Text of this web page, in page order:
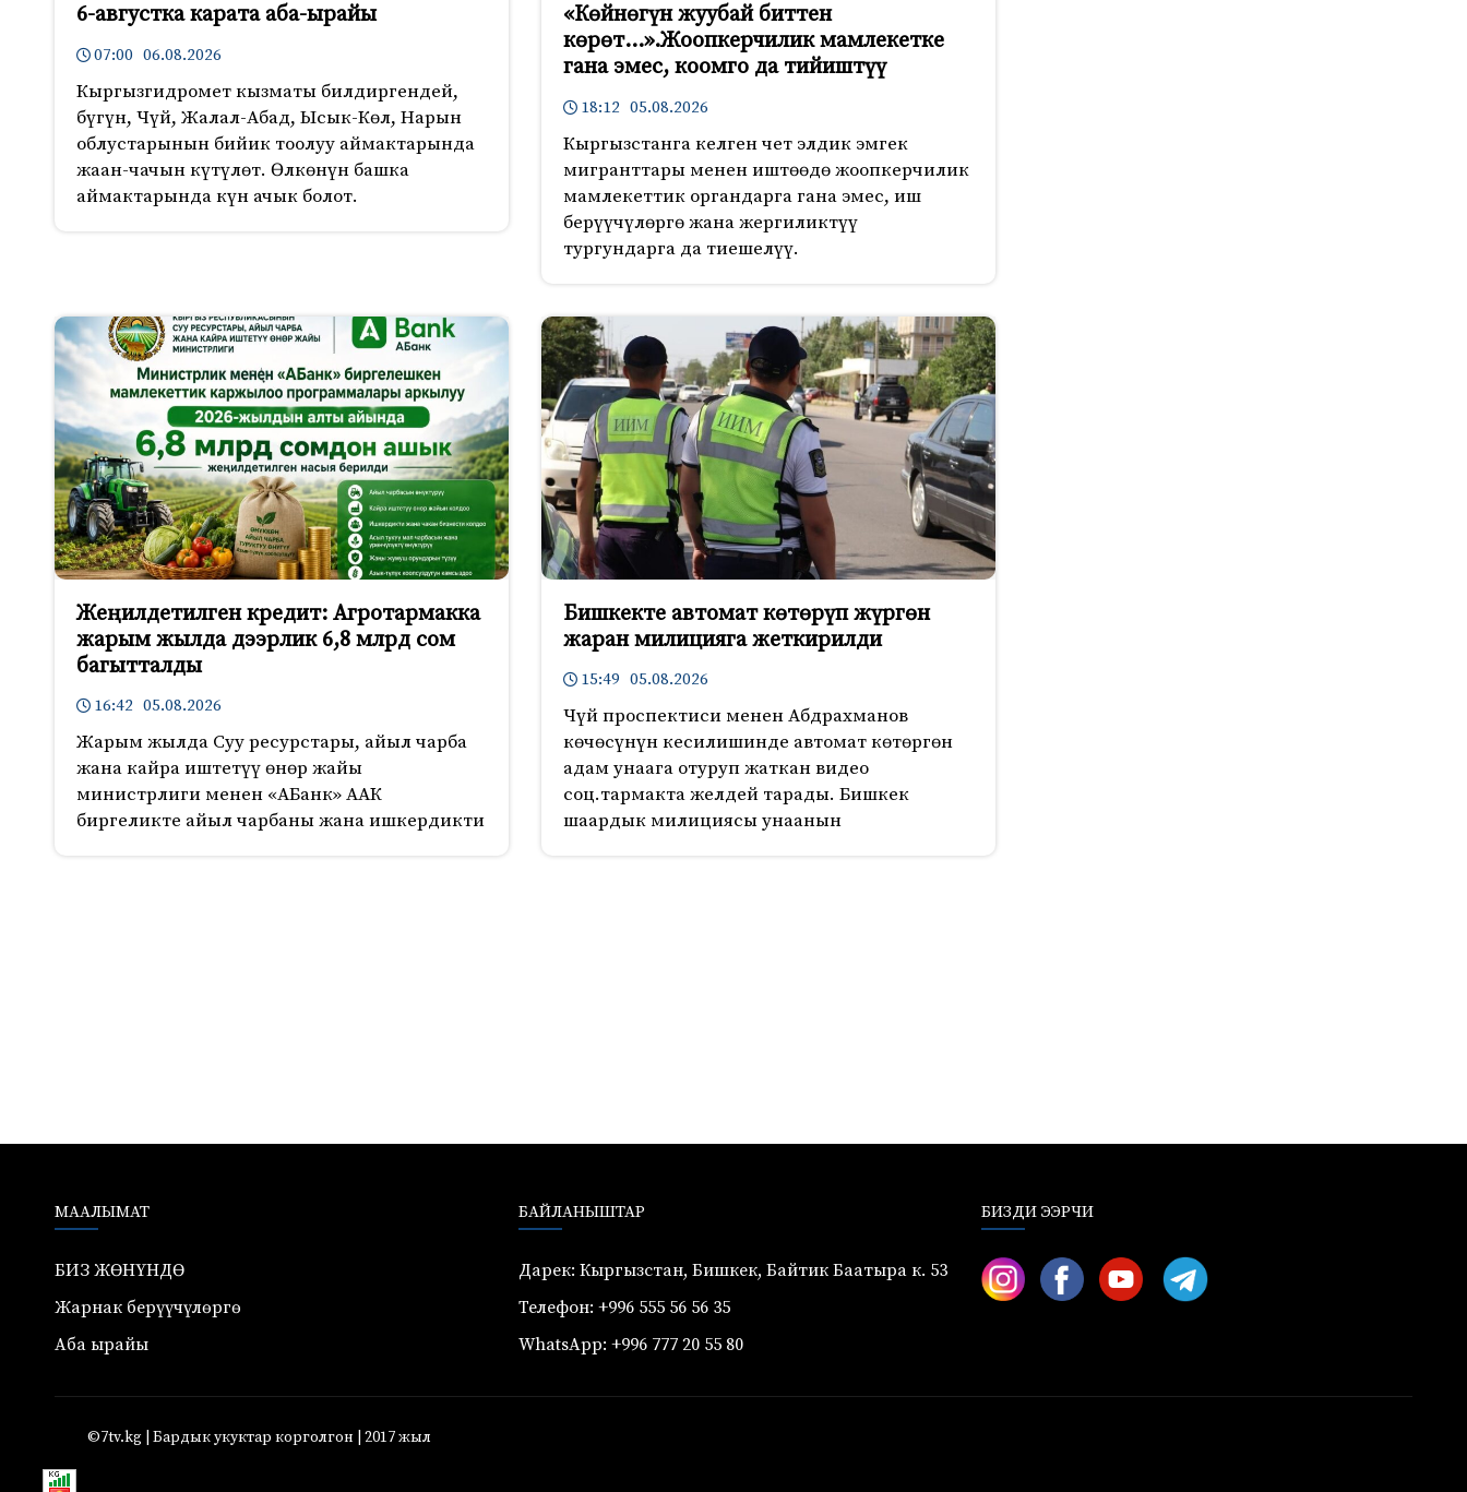
6-августка карата аба-ырайы
07:00 06.08.2026
Кыргызгидромет кызматы билдиргендей,
бүгүн, Чүй, Жалал-Абад, Ысык-Көл, Нарын
облустарынын бийик тоолуу аймактарында
жаан-чачын күтүлөт. Өлкөнүн башка
аймактарында күн ачык болот.
«Көйнөгүн жуубай биттен
көрөт…».Жоопкерчилик мамлекетке
гана эмес, коомго да тийиштүү
18:12 05.08.2026
Кыргызстанга келген чет элдик эмгек
мигранттары менен иштөөдө жоопкерчилик
мамлекеттик органдарга гана эмес, иш
берүүчүлөргө жана жергиликтүү
тургундарга да тиешелүү.
Жеңилдетилген кредит: Агротармакка
жарым жылда дээрлик 6,8 млрд сом
багытталды
16:42 05.08.2026
Жарым жылда Суу ресурстары, айыл чарба
жана кайра иштетүү өнөр жайы
министрлиги менен «АБанк» ААК
биргеликте айыл чарбаны жана ишкердикти
Бишкекте автомат көтөрүп жүргөн
жаран милицияга жеткирилди
15:49 05.08.2026
Чүй проспектиси менен Абдрахманов
көчөсүнүн кесилишинде автомат көтөргөн
адам унаага отуруп жаткан видео
соц.тармакта желдей тарады. Бишкек
шаардык милициясы унаанын
МААЛЫМАТ
БИЗ ЖӨНҮНДӨ
Жарнак берүүчүлөргө
Аба ырайы
БАЙЛАНЫШТАР
Дарек: Кыргызстан, Бишкек, Байтик Баатыра к. 53
Телефон: +996 555 56 56 35
WhatsApp: +996 777 20 55 80
БИЗДИ ЭЭРЧИ
©7tv.kg | Бардык укуктар корголгон | 2017 жыл